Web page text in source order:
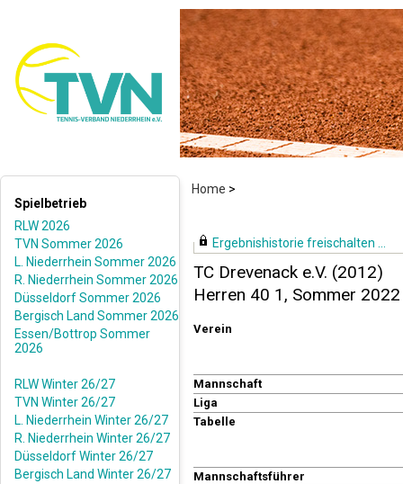
Home >
Spielbetrieb
RLW 2026
TVN Sommer 2026
L. Niederrhein Sommer 2026
R. Niederrhein Sommer 2026
Düsseldorf Sommer 2026
Bergisch Land Sommer 2026
Essen/Bottrop Sommer
2026
RLW Winter 26/27
TVN Winter 26/27
L. Niederrhein Winter 26/27
R. Niederrhein Winter 26/27
Düsseldorf Winter 26/27
Bergisch Land Winter 26/27
Ergebnishistorie freischalten ...
TC Drevenack e.V. (2012)
Herren 40 1, Sommer 2022
Verein
Mannschaft
Liga
Tabelle
Mannschaftsführer